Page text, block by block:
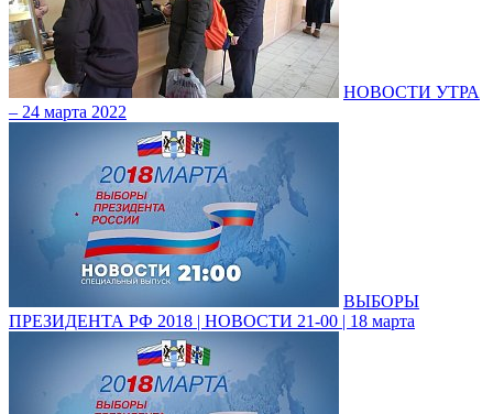
НОВОСТИ УТРА
– 24 марта 2022
ВЫБОРЫ
ПРЕЗИДЕНТА РФ 2018 | НОВОСТИ 21-00 | 18 марта